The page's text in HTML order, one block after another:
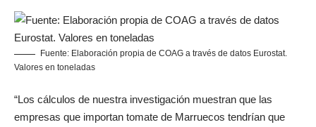
Fuente: Elaboración propia de COAG a través de datos Eurostat.
Valores en toneladas
“Los cálculos de nuestra investigación muestran que las
empresas que importan tomate de Marruecos tendrían que